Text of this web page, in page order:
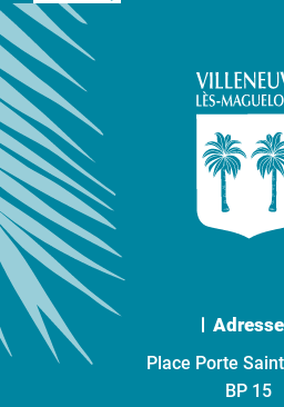
Adresse
Place Porte
BP 15